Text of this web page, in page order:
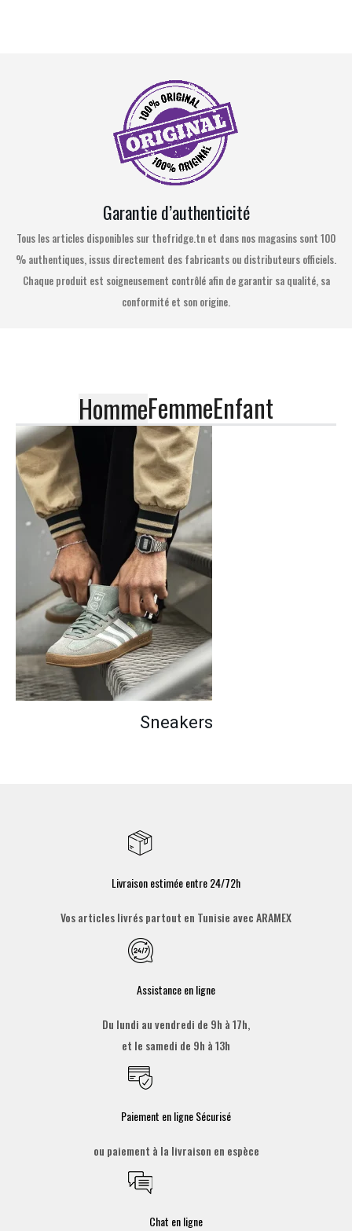
Garantie d’authenticité
Tous les articles disponibles sur thefridge.tn et dans nos magasins sont 100
% authentiques, issus directement des fabricants ou distributeurs officiels.
Chaque produit est soigneusement contrôlé afin de garantir sa qualité, sa
conformité et son origine.
HommeFemmeEnfant
Sneakers
Livraison estimée entre 24/72h
Vos articles livrés partout en Tunisie avec ARAMEX
Assistance en ligne
Du lundi au vendredi de 9h à 17h,
et le samedi de 9h à 13h
Paiement en ligne Sécurisé
ou paiement à la livraison en espèce
Chat en ligne